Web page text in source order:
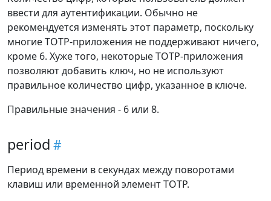
ввести для аутентификации. Обычно не
рекомендуется изменять этот параметр, поскольку
многие TOTP-приложения не поддерживают ничего,
кроме 6. Хуже того, некоторые TOTP-приложения
позволяют добавить ключ, но не используют
правильное количество цифр, указанное в ключе.
Правильные значения - 6 или 8.
period
Период времени в секундах между поворотами
клавиш или временной элемент TOTP.